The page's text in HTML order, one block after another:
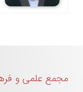
مجمع علمی و